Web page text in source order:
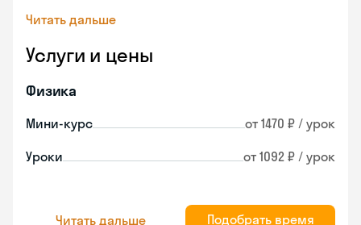
Читать дальше
Услуги и цены
Физика
Мини-курс от 1470 ₽ / урок
Уроки от 1092 ₽ / урок
Читать дальше Подобрать время